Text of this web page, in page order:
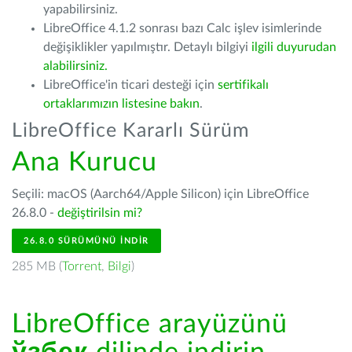
yapabilirsiniz.
LibreOffice 4.1.2 sonrası bazı Calc işlev isimlerinde
değişiklikler yapılmıştır. Detaylı bilgiyi ilgili duyurudan
alabilirsiniz.
LibreOffice'in ticari desteği için sertifikalı
ortaklarımızın listesine bakın.
LibreOffice Kararlı Sürüm
Ana Kurucu
Seçili: macOS (Aarch64/Apple Silicon) için LibreOffice
26.8.0 - değiştirilsin mi?
26.8.0 SÜRÜMÜNÜ İNDIR
285 MB (Torrent, Bilgi)
LibreOffice arayüzünü